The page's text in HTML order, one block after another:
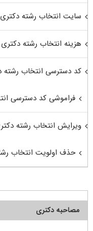
سایت انتخاب رشته دکتری
هزینه انتخاب رشته
کد دسترسی انتخاب رشته
فراموشی کد دسترسی
ویرایش انتخاب رشته
حذف اولویت انتخاب
مصاحبه دکتری